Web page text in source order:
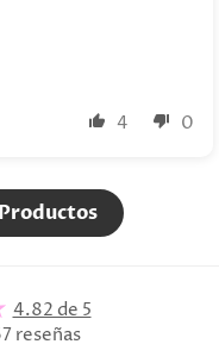
4 0
4.82 de 5
reseñas